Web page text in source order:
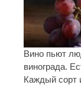
Вино пьют
винограда.
Каждый сорт